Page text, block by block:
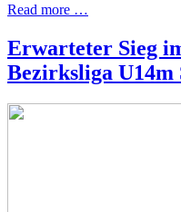
Read more …
Erwarteter Sieg
Bezirksliga U14m